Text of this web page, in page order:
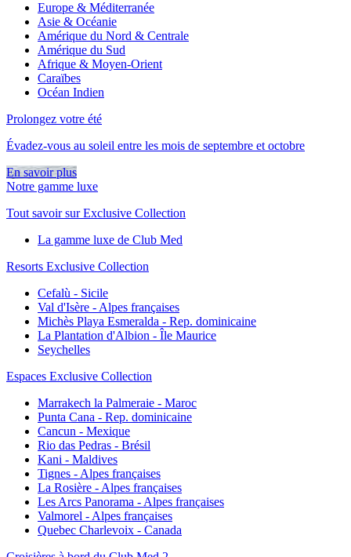
Europe & Méditerranée
Asie & Océanie
Amérique du Nord & Centrale
Amérique du Sud
Afrique & Moyen-Orient
Caraïbes
Océan Indien
Prolongez votre été
Évadez-vous au soleil entre les mois de septembre et octobre
En savoir plus
Notre gamme luxe
Tout savoir sur Exclusive Collection
La gamme luxe de Club Med
Resorts Exclusive Collection
Cefalù - Sicile
Val d'Isère - Alpes françaises
Michès Playa Esmeralda - Rep. dominicaine
La Plantation d'Albion - Île Maurice
Seychelles
Espaces Exclusive Collection
Marrakech la Palmeraie - Maroc
Punta Cana - Rep. dominicaine
Cancun - Mexique
Rio das Pedras - Brésil
Kani - Maldives
Tignes - Alpes françaises
La Rosière - Alpes françaises
Les Arcs Panorama - Alpes françaises
Valmorel - Alpes françaises
Quebec Charlevoix - Canada